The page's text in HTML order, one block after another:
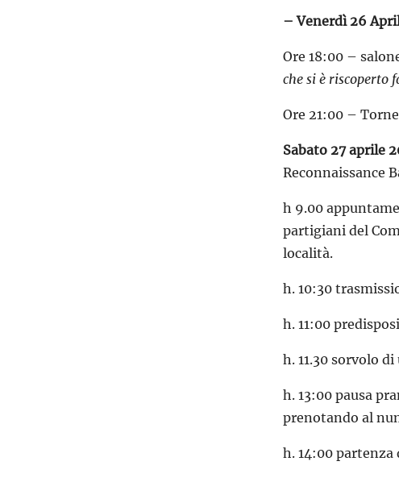
– Venerdì 26
Ore 18:00 –
che si è riscoperto
Ore 21:00 –
Sabato 27 aprile
Reconnaissance
h 9.00
partigiani del
località.
h. 10:30
h. 11:00
h. 11.30 sorvolo
h. 13:00 pausa
prenotando al
h. 14:00